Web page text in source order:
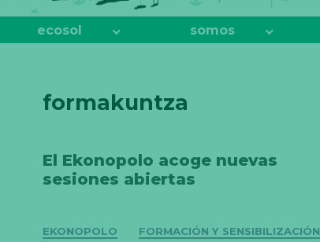
ecosol somos
formakuntza
El Ekonopolo acoge nuevas
sesiones abiertas
Categorías
EKONOPOLO
FORMACIÓN Y SENSIBILIZACIÓN